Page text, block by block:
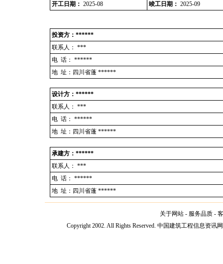
开工日期： 2025-08 竣工日期： 2025-09
投资方：******
联系人： ***
电 话： ******
地 址：四川省蓬 ******
设计方：******
联系人： ***
电 话： ******
地 址：四川省蓬 ******
承建方：******
联系人： ***
电 话： ******
地 址：四川省蓬 ******
关于网站 - 服务品质 -
Copyright 2002. All Rights Reserved. 中国建筑工程信息资讯